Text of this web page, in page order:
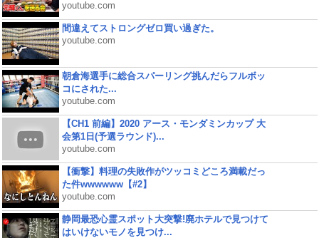
youtube.com
間違えてストロングゼロ買い過ぎた。
youtube.com
朝倉海選手に総合スパーリング挑んだらフルボッ
コにされた...
youtube.com
【CH1 前編】2020 アース・モンダミンカップ 大
会第1日(予選ラウンド)...
youtube.com
【衝撃】料理の失敗作がツッコミどころ満載だっ
た件wwwwww【#2】
youtube.com
静岡最恐心霊スポット大突撃!廃ホテルで見つけて
はいけないモノを見つけ...